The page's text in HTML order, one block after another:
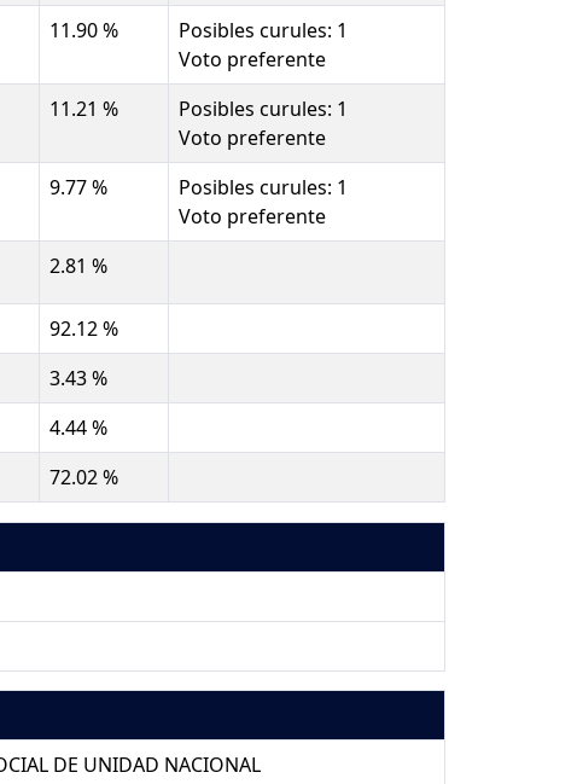
11.90 %
Posibles curules: 1
Voto preferente
11.21 %
Posibles curules: 1
Voto preferente
9.77 %
Posibles curules: 1
Voto preferente
2.81 %
92.12 %
3.43 %
4.44 %
72.02 %
DE UNIDAD NACIONAL